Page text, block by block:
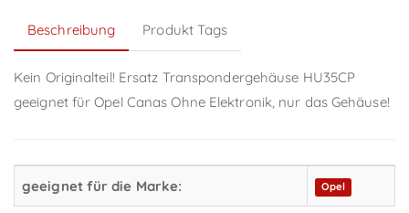
Beschreibung Produkt Tags
Kein Originalteil! Ersatz Transpondergehäuse HU35CP
geeignet für Opel Canas Ohne Elektronik, nur das Gehäuse!
geeignet für die Marke: Opel